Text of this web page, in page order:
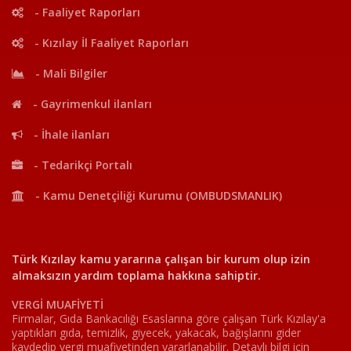
- Faaliyet Raporları
- Kızılay İl Faaliyet Raporları
- Mali Bilgiler
- Gayrimenkul ilanları
- İhale ilanları
- Tedarikçi Portalı
- Kamu Denetçiliği Kurumu (OMBUDSMANLIK)
Türk Kızılay kamu yararına çalışan bir kurum olup izin
almaksızın yardım toplama hakkına sahiptir.
VERGİ MUAFİYETİ
Firmalar, Gıda Bankacılığı Esaslarına göre çalışan Türk Kızılay'a
yaptıkları gıda, temizlik, giyecek, yakacak, bağışlarını gider
kaydedip vergi muafiyetinden yararlanabilir. Detaylı bilgi için